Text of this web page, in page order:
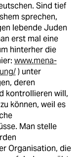
Sind tief
sprechen,
lebende Juden
erst mal eine
hinterher die
www.mena-
) unter
deren
kontrollieren will,
können, weil es
Man stelle
Organisation, die